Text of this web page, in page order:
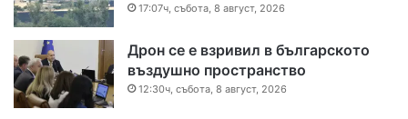
17:07ч, събота, 8 август, 2026
Дрон се е взривил в българското
въздушно пространство
12:30ч, събота, 8 август, 2026